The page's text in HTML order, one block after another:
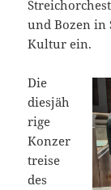
und Bozen in
Kultur ein.
Die
diesjäh
rige
Konzer
treise
des